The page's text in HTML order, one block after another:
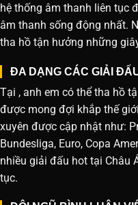
hệ thống âm thanh liên tục
âm thanh sống động nhất.
tha hồ tận hưởng những
ĐA DẠNG CÁC GIẢI
Tại , anh em có thể tha hồ
được mong đợi khắp thế
xuyên được cập nhật như:
Bundesliga, Euro, Copa
nhiều giải đấu hot tại Châu
tục.